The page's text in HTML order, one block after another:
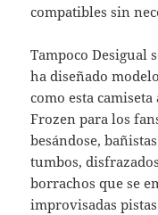
compatibles sin
Tampoco Desigual
ha diseñado
como esta
Frozen para los
besándose,
tumbos,
borrachos que se
improvisadas